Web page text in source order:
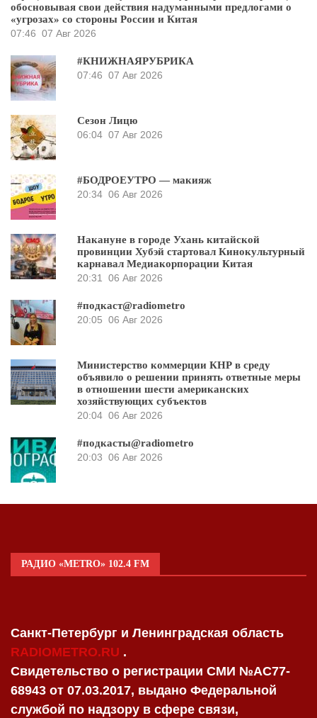
обосновывая свои действия надуманными предлогами о
«угрозах» со стороны России и Китая
07:46 07 Авг 2026
#КНИЖНАЯРУБРИКА
07:46 07 Авг 2026
Сезон Лицю
06:04 07 Авг 2026
#БОДРОЕУТРО — макияж
20:34 06 Авг 2026
Накануне в городе Ухань китайской
провинции Хубэй стартовал Кинокультурный
карнавал Медиакорпорации Китая
20:31
06 Авг 2026
#подкаст@radiometro
20:05 06 Авг 2026
Министерство коммерции КНР в среду
объявило о решении принять ответные меры
в отношении шести американских
хозяйствующих субъектов
20:04 06 Авг 2026
#подкасты@radiometro
20:03 06 Авг 2026
РАДИО «METRO» 102.4 FM
Санкт-Петербург и Ленинградская область
RADIOMETRO.RU .
Свидетельство о регистрации СМИ №AC77-
68943 от 07.03.2017, выдано Федеральной
службой по надзору в сфере связи,